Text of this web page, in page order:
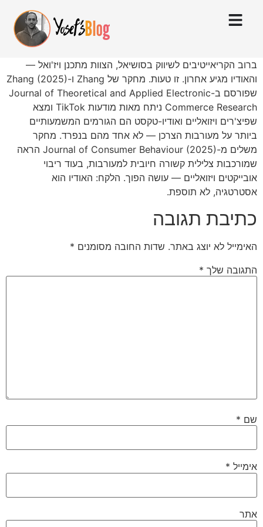
ברוב הקריאייטיבים לשיווק בסושיאל, הצוות מתכנן ויז'ואל —
והאודיו מגיע אחרון. זו טעות. מחקר של Zhang ו-Zhang (2025)
שפורסם ב-Journal of Theoretical and Applied Electronic
Commerce Research ניתח מאות מודעות TikTok ומצא
שפיצ'רים ויזואליים ואודיו-טקסט הם הגורמים המשמעותיים
ביותר על מעורבות הצרכן — לא אחד מהם בנפרד. מחקר
משלים מ-Journal of Consumer Behaviour (2025) הראה
שמורכבות צלילית קשורה חיובית למעורבות, בעוד ריבוי
אובייקטים ויזואליים — עושה הפוך. הלקח: האודיו הוא
אסטרטגיה, לא תוספת.
כתיבת תגובה
האימייל לא יוצג באתר. שדות החובה מסומנים *
התגובה שלך *
שם *
אימייל *
אתר